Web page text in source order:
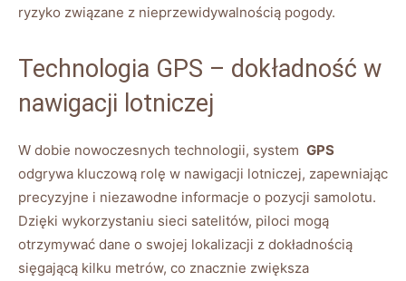
ryzyko związane z nieprzewidywalnością pogody.
Technologia GPS – ⁣dokładność w
nawigacji lotniczej
W dobie nowoczesnych​ technologii, system ⁤ GPS
odgrywa kluczową⁢ rolę w nawigacji lotniczej, ⁣zapewniając
precyzyjne i niezawodne informacje o pozycji ‌samolotu.
Dzięki wykorzystaniu ‍sieci ⁢satelitów, piloci ‍mogą
otrzymywać‌ dane o swojej lokalizacji‌ z dokładnością
sięgającą kilku metrów,⁣ co znacznie zwiększa